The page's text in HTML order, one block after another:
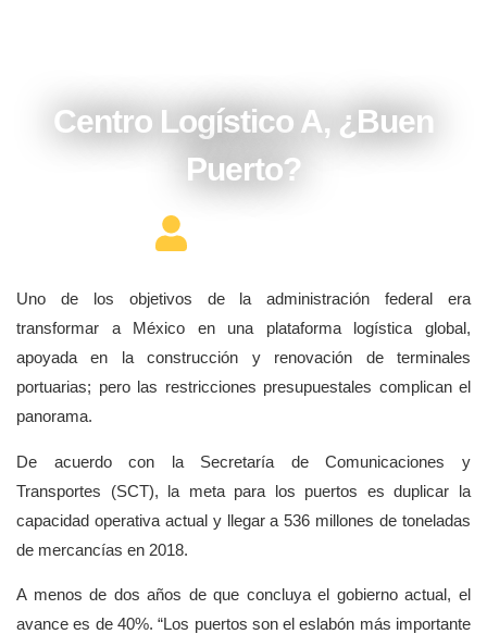
Centro Logístico A, ¿Buen
Puerto?
Uno de los objetivos de la administración federal era
transformar a México en una plataforma logística global,
apoyada en la construcción y renovación de terminales
portuarias; pero las restricciones presupuestales complican el
panorama.
De acuerdo con la Secretaría de Comunicaciones y
Transportes (SCT), la meta para los puertos es duplicar la
capacidad operativa actual y llegar a 536 millones de toneladas
de mercancías en 2018.
A menos de dos años de que concluya el gobierno actual, el
avance es de 40%. “Los puertos son el eslabón más importante